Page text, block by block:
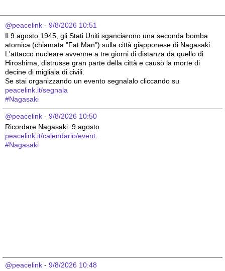
@peacelink - 9/8/2026 10:51
Il 9 agosto 1945, gli Stati Uniti sganciarono una seconda bomba
atomica (chiamata "Fat Man") sulla città giapponese di Nagasaki.
L'attacco nucleare avvenne a tre giorni di distanza da quello di
Hiroshima, distrusse gran parte della città e causò la morte di
decine di migliaia di civili.
peacelink.it/segnala
#Nagasaki
@peacelink - 9/8/2026 10:50
Ricordare Nagasaki: 9 agosto
peacelink.it/calendario/event.
#Nagasaki
@peacelink - 9/8/2026 10:48